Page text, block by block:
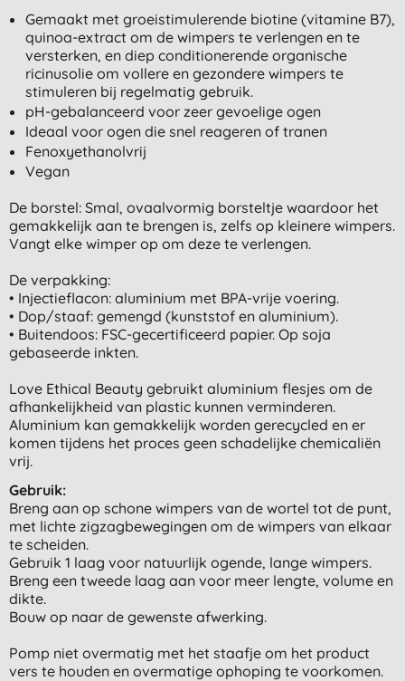
Gemaakt met groeistimulerende biotine (vitamine B7),
quinoa-extract om de wimpers te verlengen en te
versterken, en diep conditionerende organische
ricinusolie om vollere en gezondere wimpers te
stimuleren bij regelmatig gebruik.
pH-gebalanceerd voor zeer gevoelige ogen
Ideaal voor ogen die snel reageren of tranen
Fenoxyethanolvrij
Vegan
De borstel: Smal, ovaalvormig borsteltje waardoor het
gemakkelijk aan te brengen is, zelfs op kleinere wimpers.
Vangt elke wimper op om deze te verlengen.
De verpakking:
• Injectieflacon: aluminium met BPA-vrije voering.
• Dop/staaf: gemengd (kunststof en aluminium).
• Buitendoos: FSC-gecertificeerd papier. Op soja
gebaseerde inkten.
Love Ethical Beauty gebruikt aluminium flesjes om de
afhankelijkheid van plastic kunnen verminderen.
Aluminium kan gemakkelijk worden gerecycled en er
komen tijdens het proces geen schadelijke chemicaliën
vrij.
Gebruik:
Breng aan op schone wimpers van de wortel tot de punt,
met lichte zigzagbewegingen om de wimpers van elkaar
te scheiden.
Gebruik 1 laag voor natuurlijk ogende, lange wimpers.
Breng een tweede laag aan voor meer lengte, volume en
dikte.
Bouw op naar de gewenste afwerking.
Pomp niet overmatig met het staafje om het product
vers te houden en overmatige ophoping te voorkomen.